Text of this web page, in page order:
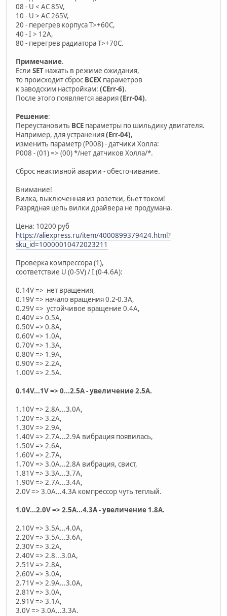
08 - U < АС 85V,
10 - U > AC 265V,
20 - перегрев корпуса T>+60C,
40 - I > 12A,
80 - перегрев радиатора T>+70C.
Примечание.
Ecли SET нажать в режиме ожидания,
то происходит сброс ВСЕХ параметров
к заводским настройкам: (CErr-6).
Поcле этого появляется авария(Err-04).
Решение:
Переустановить ВСЕ параметры по шильдику двигателя.
Например, для устранения(Err-04),
изменить параметр (P008) - датчики Холла:
P008 - (01) => (00) */нет датчиков Холла/*.
Сброс неактивной аварии - обесточивание.
Внимание!
Вилка, выключенная из розетки, бьет током!
Разрядная цепь вилки драйвера не продумана.
Цена: 10200 руб
https://aliexpress.ru/item/4000899379424.html?
sku_id=10000010472023211
Проверка компрессора (1),
соответствие U (0-5V) / I (0-4.6A):
0.14V => нет вращения,
0.19V => начало вращения 0.2-0.3А,
0.29V => устойчивое вращение 0.4А,
0.40V => 0.5А,
0.50V => 0.8A,
0.60V => 1.0A,
0.70V => 1.3A,
0.80V => 1.9A,
0.90V => 2.2A,
1.00V => 2.5A.
0.14V...1V => 0...2.5A - увеличение 2.5А.
1.10V => 2.8A...3.0A,
1.20V => 3.2A,
1.30V => 2.9A,
1.40V => 2.7A...2.9A вибрация появилась,
1.50V => 2.6A,
1.60V => 2.7A,
1.70V => 3.0A...2.8A вибрация, свист,
1.81V => 3.3A...3.7A,
1.90V => 2.7A...3.4A,
2.0V => 3.0A...4.3A компрессор чуть теплый.
1.0V...2.0V => 2.5A...4.3А - увеличение 1.8А.
2.10V => 3.5A...4.0A,
2.20V => 3.5A...3.6A,
2.30V => 3.2A,
2.40V => 2.8...3.0A,
2.51V => 2.8A,
2.60V => 3.0A,
2.71V => 2.9А...3.0A,
2.81V => 3.0A,
2.91V => 3.1A,
3.0V => 3.0A...3.3А.